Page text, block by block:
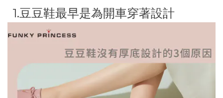
1.豆豆鞋最早是為開車穿著設計